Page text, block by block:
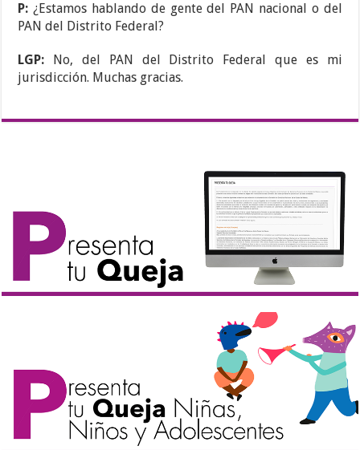
P: ¿Estamos hablando de gente del PAN nacional o del
PAN del Distrito Federal?
LGP: No, del PAN del Distrito Federal que es mi
jurisdicción. Muchas gracias.